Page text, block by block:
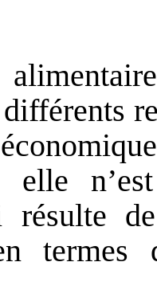
elle
résulte
termes